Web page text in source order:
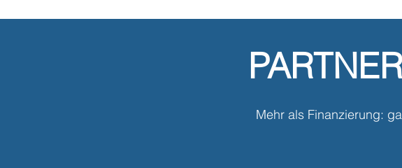
Mehr als Finanzierung: